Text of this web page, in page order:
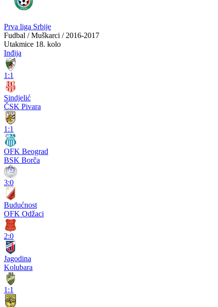
Prva liga Srbije
Fudbal / Muškarci / 2016-2017
Utakmice 18. kolo
Inđija
1:1
Sindjelić
ČSK Pivara
1:1
OFK Beograd
BSK Borča
3:0
Budućnost
OFK Odžaci
2:0
Jagodina
Kolubara
1:1